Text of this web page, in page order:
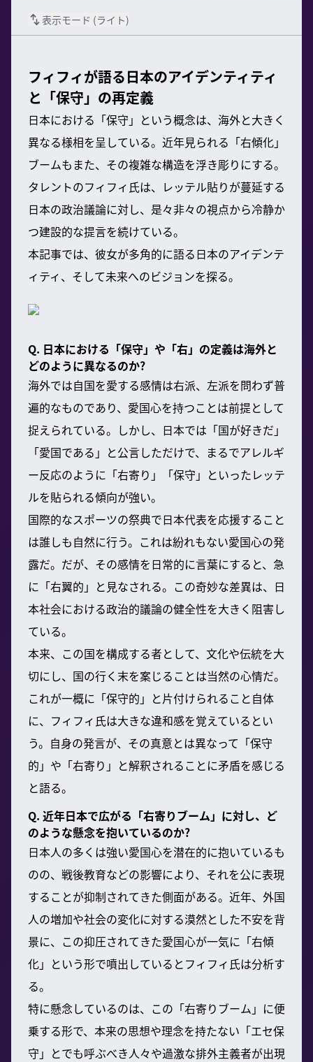
表示モード (ライト)
フィフィが語る日本のアイデンティティ
と「保守」の再定義
日本における「保守」という概念は、海外と大きく
異なる様相を呈している。近年見られる「右傾化」
ブームもまた、その複雑な構造を浮き彫りにする。
タレントのフィフィ氏は、レッテル貼りが蔓延する
日本の政治議論に対し、是々非々の視点から冷静か
つ建設的な提言を続けている。
本記事では、彼女が多角的に語る日本のアイデンテ
ィティ、そして未来へのビジョンを探る。
Q. 日本における「保守」や「右」の定義は海外と
どのように異なるのか?
海外では自国を愛する感情は右派、左派を問わず普
遍的なものであり、愛国心を持つことは前提として
捉えられている。しかし、日本では「国が好きだ」
「愛国である」と公言しただけで、まるでアレルギ
ー反応のように「右寄り」「保守」といったレッテ
ルを貼られる傾向が強い。
国際的なスポーツの祭典で日本代表を応援すること
は誰しも自然に行う。これは紛れもない愛国心の発
露だ。だが、その感情を日常的に言葉にすると、急
に「右翼的」と見なされる。この奇妙な差異は、日
本社会における政治的議論の健全性を大きく阻害し
ている。
本来、この国を構成する者として、文化や伝統を大
切にし、国の行く末を案じることは当然の心情だ。
これが一概に「保守的」と片付けられること自体
に、フィフィ氏は大きな違和感を覚えているとい
う。自身の発言が、その真意とは異なって「保守
的」や「右寄り」と解釈されることに矛盾を感じる
と語る。
Q. 近年日本で広がる「右寄りブーム」に対し、ど
のような懸念を抱いているのか?
日本人の多くは強い愛国心を潜在的に抱いているも
のの、戦後教育などの影響により、それを公に表現
することが抑制されてきた側面がある。近年、外国
人の増加や社会の変化に対する漠然とした不安を背
景に、この抑圧されてきた愛国心が一気に「右傾
化」という形で噴出しているとフィフィ氏は分析す
る。
特に懸念しているのは、この「右寄りブーム」に便
乗する形で、本来の思想や理念を持たない「エセ保
守」とでも呼ぶべき人々や過激な排外主義者が出現